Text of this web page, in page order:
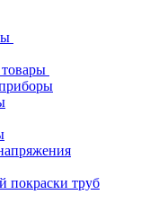
покраски труб